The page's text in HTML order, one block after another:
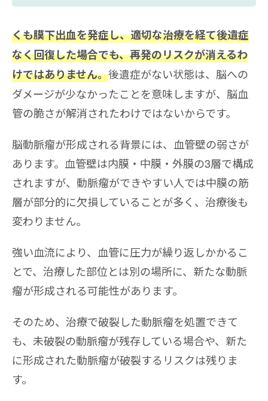
くも膜下出血を発症し、適切な治療を経て後遺症
なく回復した場合でも、再発のリスクが消えるわ
けではありません。後遺症がない状態は、脳への
ダメージが少なかったことを意味しますが、脳血
管の脆さが解消されたわけではないからです。
脳動脈瘤が形成される背景には、血管壁の弱さが
あります。血管壁は内膜・中膜・外膜の3層で構成
されますが、動脈瘤ができやすい人では中膜の筋
層が部分的に欠損していることが多く、治療後も
変わりません。
強い血流により、血管に圧力が繰り返しかかるこ
とで、治療した部位とは別の場所に、新たな動脈
瘤が形成される可能性があります。
そのため、治療で破裂した動脈瘤を処置できて
も、未破裂の動脈瘤が残存している場合や、新た
に形成された動脈瘤が破裂するリスクは残りま
す。